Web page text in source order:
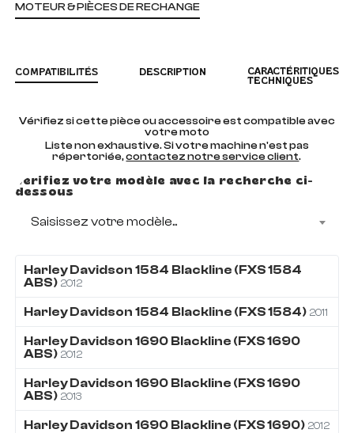
MOTEUR & PIÈCES DE RECHANGE
COMPATIBILITÉS DESCRIPTION
CARACTÉRITIQUES
TECHNIQUES
Vérifiez si cette pièce ou accessoire est compatible avec
votre moto
Liste non exhaustive. Si votre machine n'est pas
répertoriée,contactez notre service client.
Vérifiez votre modèle avec la recherche ci-
dessous
Saisissez votre modèle...
Harley Davidson 1584 Blackline (FXS 1584
ABS) 2012
Harley Davidson 1584 Blackline (FXS 1584) 2011
Harley Davidson 1690 Blackline (FXS 1690
ABS) 2012
Harley Davidson 1690 Blackline (FXS 1690
ABS) 2013
Harley Davidson 1690 Blackline (FXS 1690) 2012